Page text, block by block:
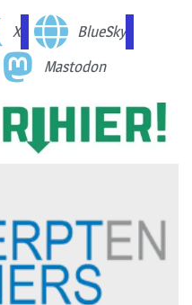
X
BlueSky
Mastodon